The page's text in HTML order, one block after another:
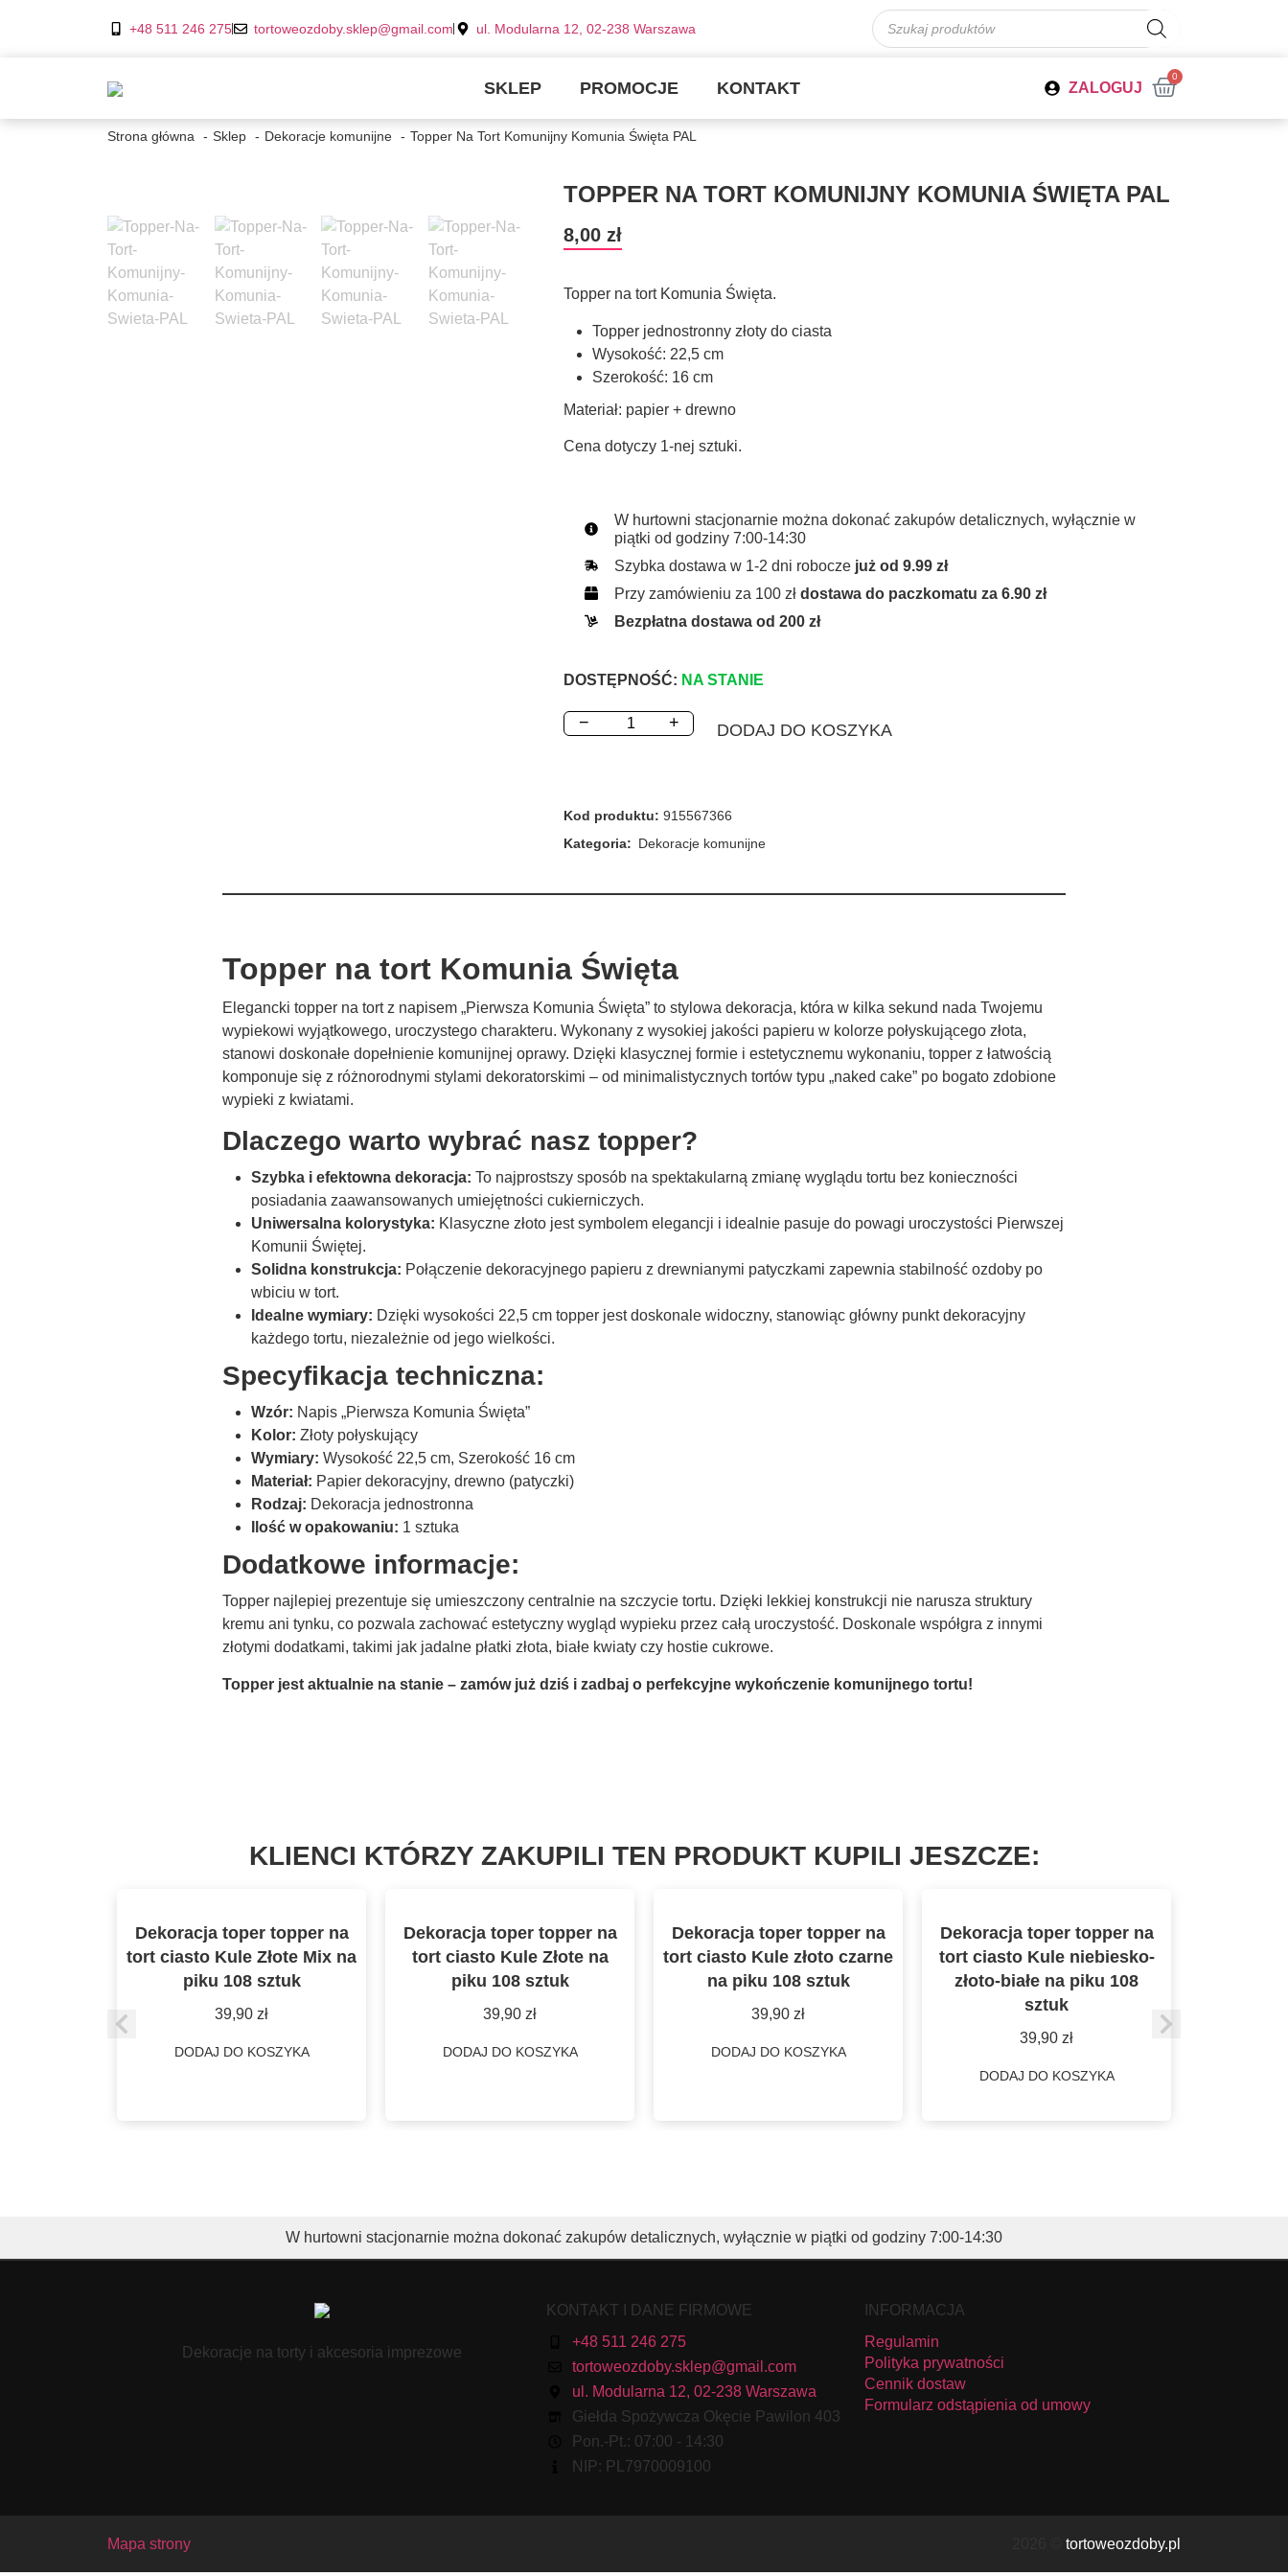
+48 511 246 275 tortoweozdoby.sklep@gmail.com ul. Modularna 12, 02-238 Warszawa
SKLEP PROMOCJE KONTAKT ZALOGUJ
0
Strona główna Sklep Dekoracje komunijne Topper Na Tort Komunijny Komunia Święta PAL
TOPPER NA TORT KOMUNIJNY KOMUNIA ŚWIĘTA PAL
8,00 zł
Topper na tort Komunia Święta.
Topper jednostronny złoty do ciasta
Wysokość: 22,5 cm
Szerokość: 16 cm
Materiał: papier + drewno
Cena dotyczy 1-nej sztuki.
W hurtowni stacjonarnie można dokonać zakupów detalicznych, wyłącznie w
piątki od godziny 7:00-14:30
Szybka dostawa w 1-2 dni robocze już od 9.99 zł
Przy zamówieniu za 100 zł dostawa do paczkomatu za 6.90 zł
Bezpłatna dostawa od 200 zł
DOSTĘPNOŚĆ: NA STANIE
− + DODAJ DO KOSZYKA
Kod produktu: 915567366
Kategoria: Dekoracje komunijne
Topper na tort Komunia Święta
Elegancki topper na tort z napisem „Pierwsza Komunia Święta” to stylowa dekoracja, która w kilka sekund nada Twojemu
wypiekowi wyjątkowego, uroczystego charakteru. Wykonany z wysokiej jakości papieru w kolorze połyskującego złota,
stanowi doskonałe dopełnienie komunijnej oprawy. Dzięki klasycznej formie i estetycznemu wykonaniu, topper z łatwością
komponuje się z różnorodnymi stylami dekoratorskimi – od minimalistycznych tortów typu „naked cake” po bogato zdobione
wypieki z kwiatami.
Dlaczego warto wybrać nasz topper?
Szybka i efektowna dekoracja: To najprostszy sposób na spektakularną zmianę wyglądu tortu bez konieczności
posiadania zaawansowanych umiejętności cukierniczych.
Uniwersalna kolorystyka: Klasyczne złoto jest symbolem elegancji i idealnie pasuje do powagi uroczystości Pierwszej
Komunii Świętej.
Solidna konstrukcja: Połączenie dekoracyjnego papieru z drewnianymi patyczkami zapewnia stabilność ozdoby po
wbiciu w tort.
Idealne wymiary: Dzięki wysokości 22,5 cm topper jest doskonale widoczny, stanowiąc główny punkt dekoracyjny
każdego tortu, niezależnie od jego wielkości.
Specyfikacja techniczna:
Wzór: Napis „Pierwsza Komunia Święta”
Kolor: Złoty połyskujący
Wymiary: Wysokość 22,5 cm, Szerokość 16 cm
Materiał: Papier dekoracyjny, drewno (patyczki)
Rodzaj: Dekoracja jednostronna
Ilość w opakowaniu: 1 sztuka
Dodatkowe informacje:
Topper najlepiej prezentuje się umieszczony centralnie na szczycie tortu. Dzięki lekkiej konstrukcji nie narusza struktury
kremu ani tynku, co pozwala zachować estetyczny wygląd wypieku przez całą uroczystość. Doskonale współgra z innymi
złotymi dodatkami, takimi jak jadalne płatki złota, białe kwiaty czy hostie cukrowe.
Topper jest aktualnie na stanie – zamów już dziś i zadbaj o perfekcyjne wykończenie komunijnego tortu!
KLIENCI KTÓRZY ZAKUPILI TEN PRODUKT KUPILI JESZCZE:
Dekoracja toper topper na
tort ciasto Kule Złote Mix na
piku 108 sztuk
39,90 zł
DODAJ DO KOSZYKA
Dekoracja toper topper na
tort ciasto Kule Złote na
piku 108 sztuk
39,90 zł
DODAJ DO KOSZYKA
Dekoracja toper topper na
tort ciasto Kule złoto czarne
na piku 108 sztuk
39,90 zł
DODAJ DO KOSZYKA
Dekoracja toper topper na
tort ciasto Kule niebiesko-
złoto-białe na piku 108
sztuk
39,90 zł
DODAJ DO KOSZYKA
W hurtowni stacjonarnie można dokonać zakupów detalicznych, wyłącznie w piątki od godziny 7:00-14:30
Dekoracje na torty i akcesoria imprezowe
KONTAKT I DANE FIRMOWE
+48 511 246 275
tortoweozdoby.sklep@gmail.com
ul. Modularna 12, 02-238 Warszawa
Giełda Spożywcza Okęcie Pawilon 403
Pon.-Pt.: 07:00 - 14:30
NIP: PL7970009100
INFORMACJA
Regulamin
Polityka prywatności
Cennik dostaw
Formularz odstąpienia od umowy
Mapa strony tortoweozdoby.pl